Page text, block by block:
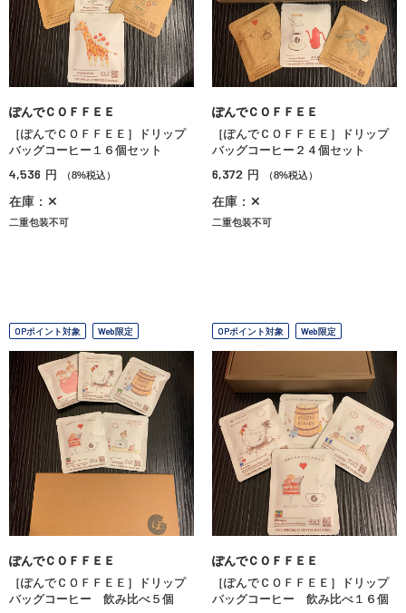
ぽんでＣＯＦＦＥＥ
［ぽんでＣＯＦＦＥＥ］ドリップ
バッグコーヒー１６個セット
4,536 円 （8%税込）
在庫：✕
二重包装不可
ぽんでＣＯＦＦＥＥ
［ぽんでＣＯＦＦＥＥ］ドリップ
バッグコーヒー２４個セット
6,372 円 （8%税込）
在庫：✕
二重包装不可
OPポイント対象 Web限定
ぽんでＣＯＦＦＥＥ
［ぽんでＣＯＦＦＥＥ］ドリップ
バッグコーヒー 飲み比べ５個
OPポイント対象 Web限定
ぽんでＣＯＦＦＥＥ
［ぽんでＣＯＦＦＥＥ］ドリップ
バッグコーヒー 飲み比べ１６個